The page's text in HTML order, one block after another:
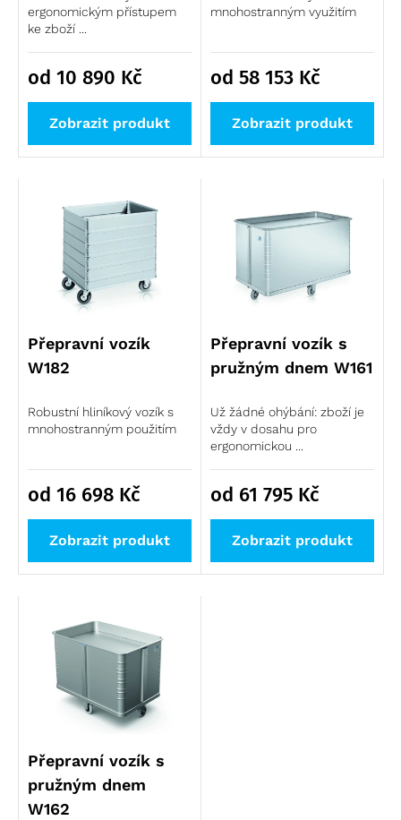
ergonomickým přístupem
ke zboží ...
od 10 890 Kč
Zobrazit produkt
mnohostranným využitím
od 58 153 Kč
Zobrazit produkt
Přepravní vozík
W182
Robustní hliníkový vozík s
mnohostranným použitím
od 16 698 Kč
Zobrazit produkt
Přepravní vozík s
pružným dnem W161
Už žádné ohýbání: zboží je
vždy v dosahu pro
ergonomickou ...
od 61 795 Kč
Zobrazit produkt
Přepravní vozík s
pružným dnem
W162